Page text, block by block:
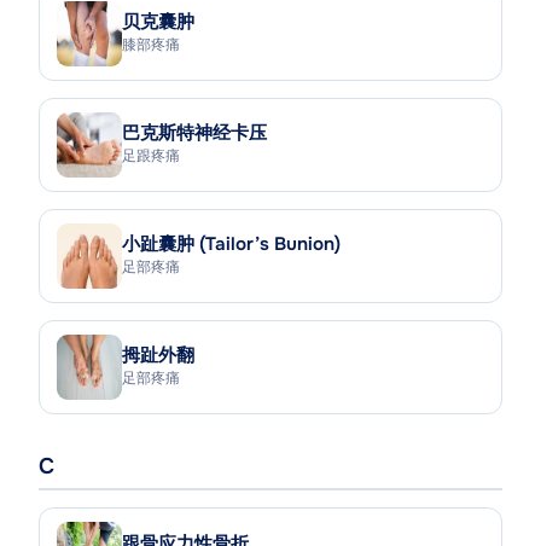
贝克囊肿
膝部疼痛
巴克斯特神经卡压
足跟疼痛
小趾囊肿 (Tailor’s Bunion)
足部疼痛
拇趾外翻
足部疼痛
C